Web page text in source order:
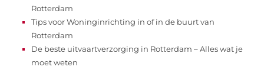
Rotterdam
Tips voor Woninginrichting in of in de buurt van
Rotterdam
De beste uitvaartverzorging in Rotterdam – Alles wat je
moet weten